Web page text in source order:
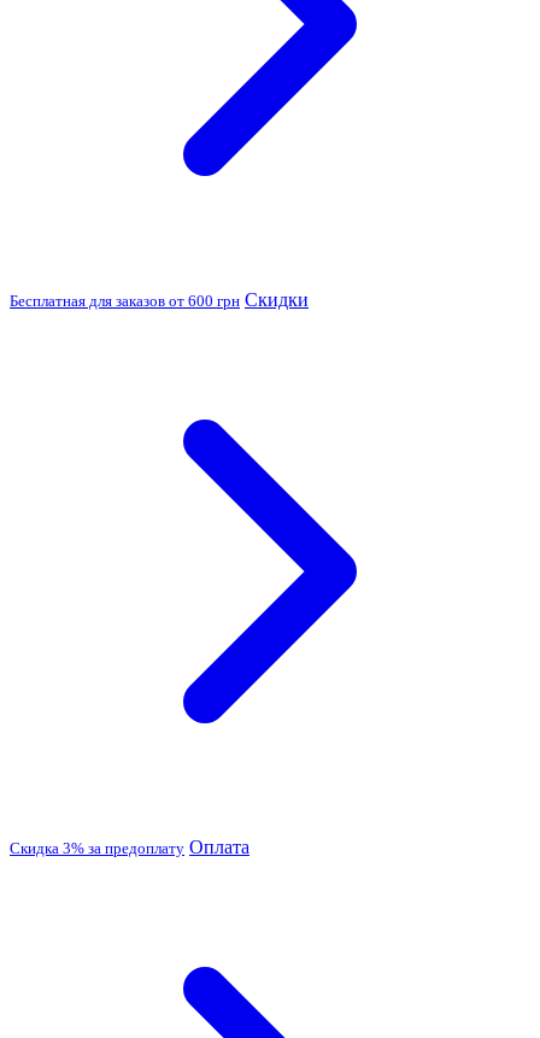
Бесплатная для заказов от 600 грн Скидки
Скидка 3% за предоплату Оплата